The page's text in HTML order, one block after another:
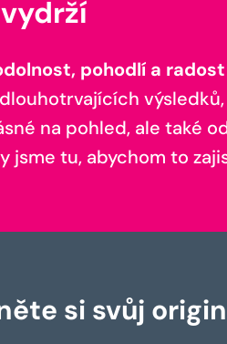
pohodlí a
na pohled, ale také
jsme tu, abychom to
si svůj